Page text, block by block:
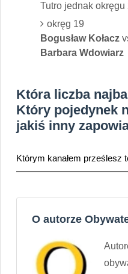
Tutro jednak
okręg 19
Bogusław Kołacz
Barbara Wdowiarz
Która liczba
Który pojedynek
jakiś inny
Którym kanałem prześlesz
O autorze